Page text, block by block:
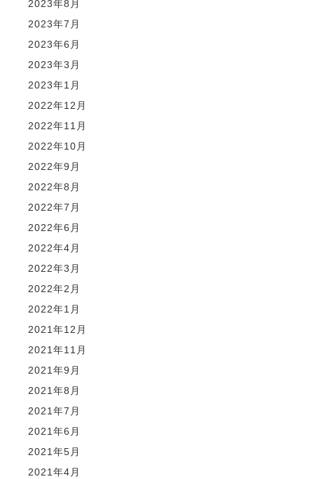
2023年8月
2023年7月
2023年6月
2023年3月
2023年1月
2022年12月
2022年11月
2022年10月
2022年9月
2022年8月
2022年7月
2022年6月
2022年4月
2022年3月
2022年2月
2022年1月
2021年12月
2021年11月
2021年9月
2021年8月
2021年7月
2021年6月
2021年5月
2021年4月